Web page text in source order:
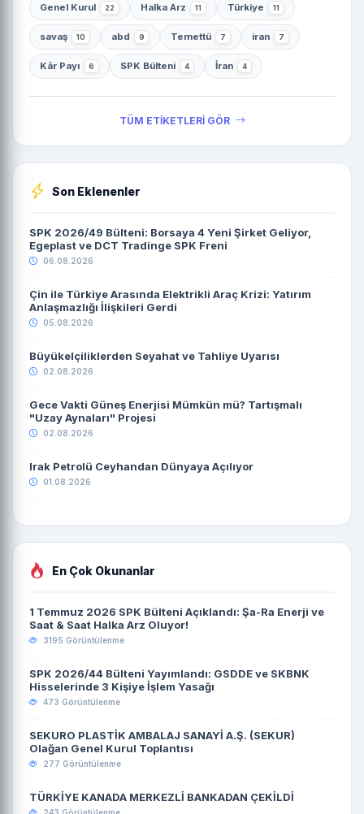
Genel Kurul 22 Halka Arz 11 Türkiye 11
savaş 10 abd 9 Temettü 7 iran 7
Kâr Payı 6 SPK Bülteni 4 İran 4
TÜM ETİKETLERİ GÖR
Son Eklenenler
SPK 2026/49 Bülteni: Borsaya 4 Yeni Şirket Geliyor,
Egeplast ve DCT Tradinge SPK Freni
06.08.2026
Çin ile Türkiye Arasında Elektrikli Araç Krizi: Yatırım
Anlaşmazlığı İlişkileri Gerdi
05.08.2026
Büyükelçiliklerden Seyahat ve Tahliye Uyarısı
02.08.2026
Gece Vakti Güneş Enerjisi Mümkün mü? Tartışmalı
"Uzay Aynaları" Projesi
02.08.2026
Irak Petrolü Ceyhandan Dünyaya Açılıyor
01.08.2026
En Çok Okunanlar
1 Temmuz 2026 SPK Bülteni Açıklandı: Şa-Ra Enerji ve
Saat & Saat Halka Arz Oluyor!
3195 Görüntülenme
SPK 2026/44 Bülteni Yayımlandı: GSDDE ve SKBNK
Hisselerinde 3 Kişiye İşlem Yasağı
473 Görüntülenme
SEKURO PLASTİK AMBALAJ SANAYİ A.Ş. (SEKUR)
Olağan Genel Kurul Toplantısı
277 Görüntülenme
TÜRKİYE KANADA MERKEZLİ BANKADAN ÇEKİLDİ